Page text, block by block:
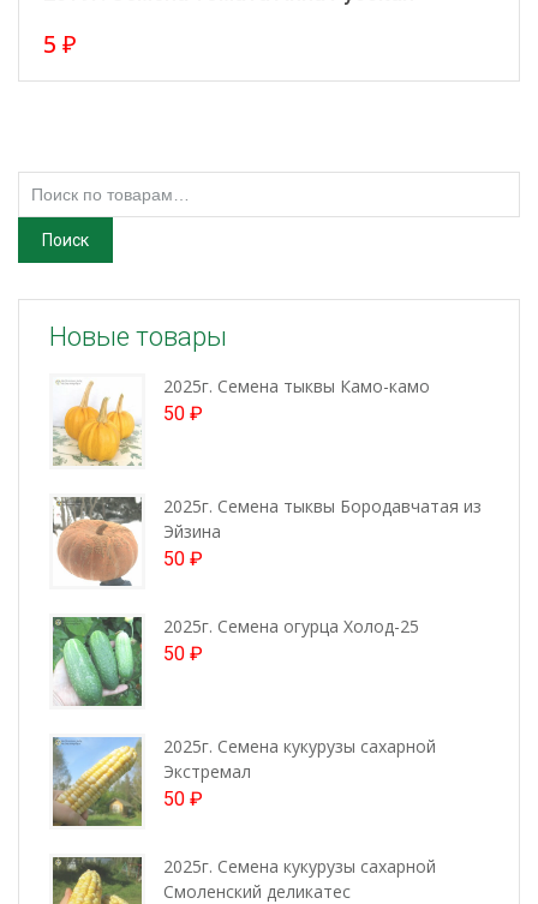
5 ₽
Искать:
Поиск
Новые товары
2025г. Семена тыквы Камо-камо
50 ₽
2025г. Семена тыквы Бородавчатая из
Эйзина
50 ₽
2025г. Семена огурца Холод-25
50 ₽
2025г. Семена кукурузы сахарной
Экстремал
50 ₽
2025г. Семена кукурузы сахарной
Смоленский деликатес